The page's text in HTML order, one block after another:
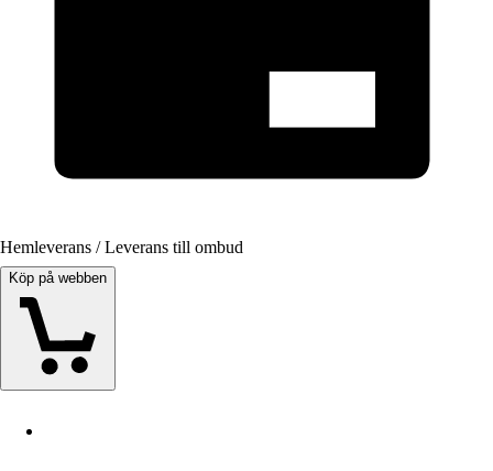
Hemleverans / Leverans till ombud
Köp på webben